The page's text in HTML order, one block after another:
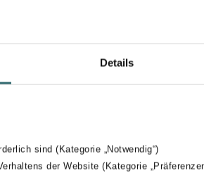
Details
sind (Kategorie „Notwendig“)
der Website (Kategorie
que les clients, les architectes,
des informations.